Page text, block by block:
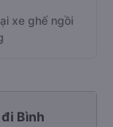
xe ghế ngồi
Bình